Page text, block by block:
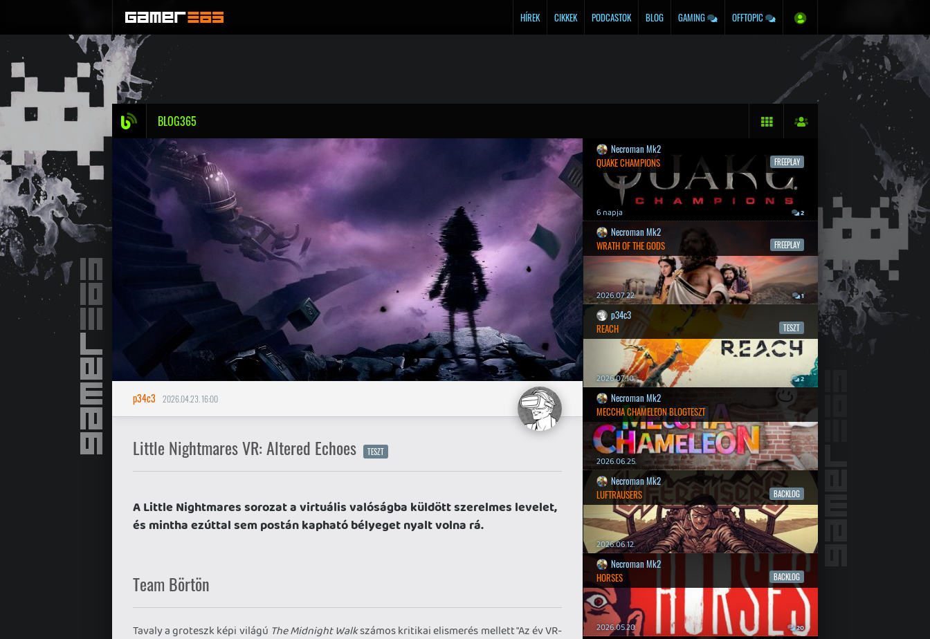
HÍREK CIKKEK PODCASTOK BLOG GAMING OFFTOPIC
BLOG365
p34c3 2026.04.23. 16:00
Little Nightmares VR: Altered Echoes TESZT
A Little Nightmares sorozat a virtuális valóságba küldött szerelmes levelet,
és mintha ezúttal sem postán kapható bélyeget nyalt volna rá.
Team Börtön
Tavaly a groteszk képi világú The Midnight Walkszámos kritikai elismerés mellett "Az év VR-
Necroman Mk2
QUAKE CHAMPIONS
FREEPLAY
6 napja 2
Necroman Mk2
WRATH OF THE GODS
FREEPLAY
2026.07.22. 1
p34c3
REACH
TESZT
2026.07.10. 2
Necroman Mk2
MECCHA CHAMELEON BLOGTESZT
2026.06.25.
Necroman Mk2
LUFTRAUSERS
BACKLOG
2026.06.12.
Necroman Mk2
HORSES
BACKLOG
2026.05.20. 20